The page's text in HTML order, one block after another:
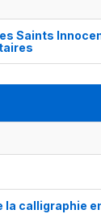
Saints
la calligraphie